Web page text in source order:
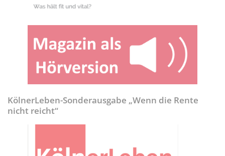
KölnerLeben-Sonderausgabe „Wenn die Rente
nicht reicht“